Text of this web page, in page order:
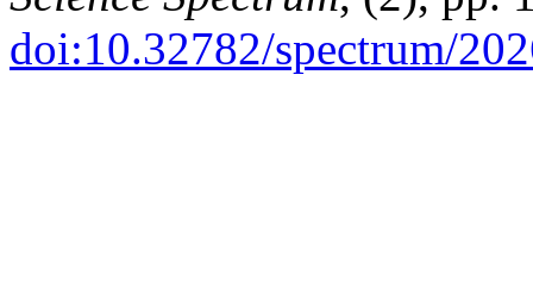
doi:10.32782/spectrum/